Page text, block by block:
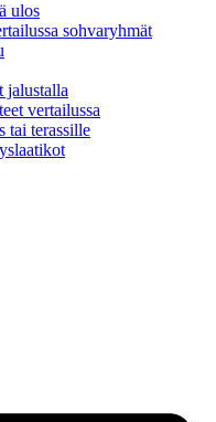
ulos
sohvaryhmät
jalustalla
vertailussa
tai terassille